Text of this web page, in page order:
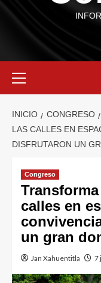
INICIO CONGRESO
LAS CALLES EN
DISFRUTARON UN
Congreso
calles en
un gran
Jan Xahuentitla 7